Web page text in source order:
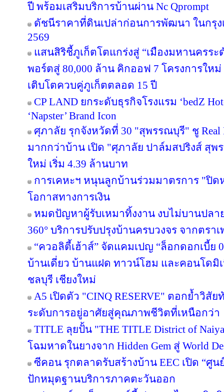
ปี พร้อมเสริมบริการบ้านผ่าน Nc Qprompt
ดัชนีราคาที่ดินเปล่าก่อนการพัฒนา ในกรุ
2569
แสนสิริชี้ภูเก็ตโตแกร่งสู่ “เมืองมหานครร
พอร์ตสู่ 80,000 ล้าน คิกออฟ 7 โครงการให
เติบโตควบคู่ภูเก็ตตลอด 15 ปี
CP LAND ยกระดับธุรกิจโรงแรม ‘bedZ
‘Napster’ Brand Icon
ศุภาลัย รุกจังหวัดที่ 30 "สุพรรณบุรี" ชู Real
มากกว่าบ้าน เปิด "ศุภาลัย ปาล์มสปริงส์ สุ
ใหม่ เริ่ม 4.39 ล้านบาท
การเคหะฯ หนุนลูกบ้านร่วมมาตรการ "ปิ
โอกาสทางการเงิน
หมดปัญหาผู้รับเหมาทิ้งงาน งบไม่บานปลาย
360° บริการปรับปรุงบ้านครบวงจร จากตรา
“ควอลิตี้เฮ้าส์” จัดแคมเปญ “ล็อกดอกเบี้ย
บ้านเดี่ยว บ้านแฝด ทาวน์โฮม และคอนโดมิ
ชลบุรี เชียงใหม่
A5 เปิดตัว "CINQ RESERVE" ตอกย้ำวิสัย
ระดับการอยู่อาศัยสู่คุณภาพชีวิตที่เหนือกว่า
TITLE ลุยปั้น "THE TITLE District of
โฉมหาดในยางจาก Hidden Gem สู่ World
ซีคอน รุกตลาดรับสร้างบ้าน EEC เปิด “ศู
ปักหมุดฐานบริการภาคตะวันออก